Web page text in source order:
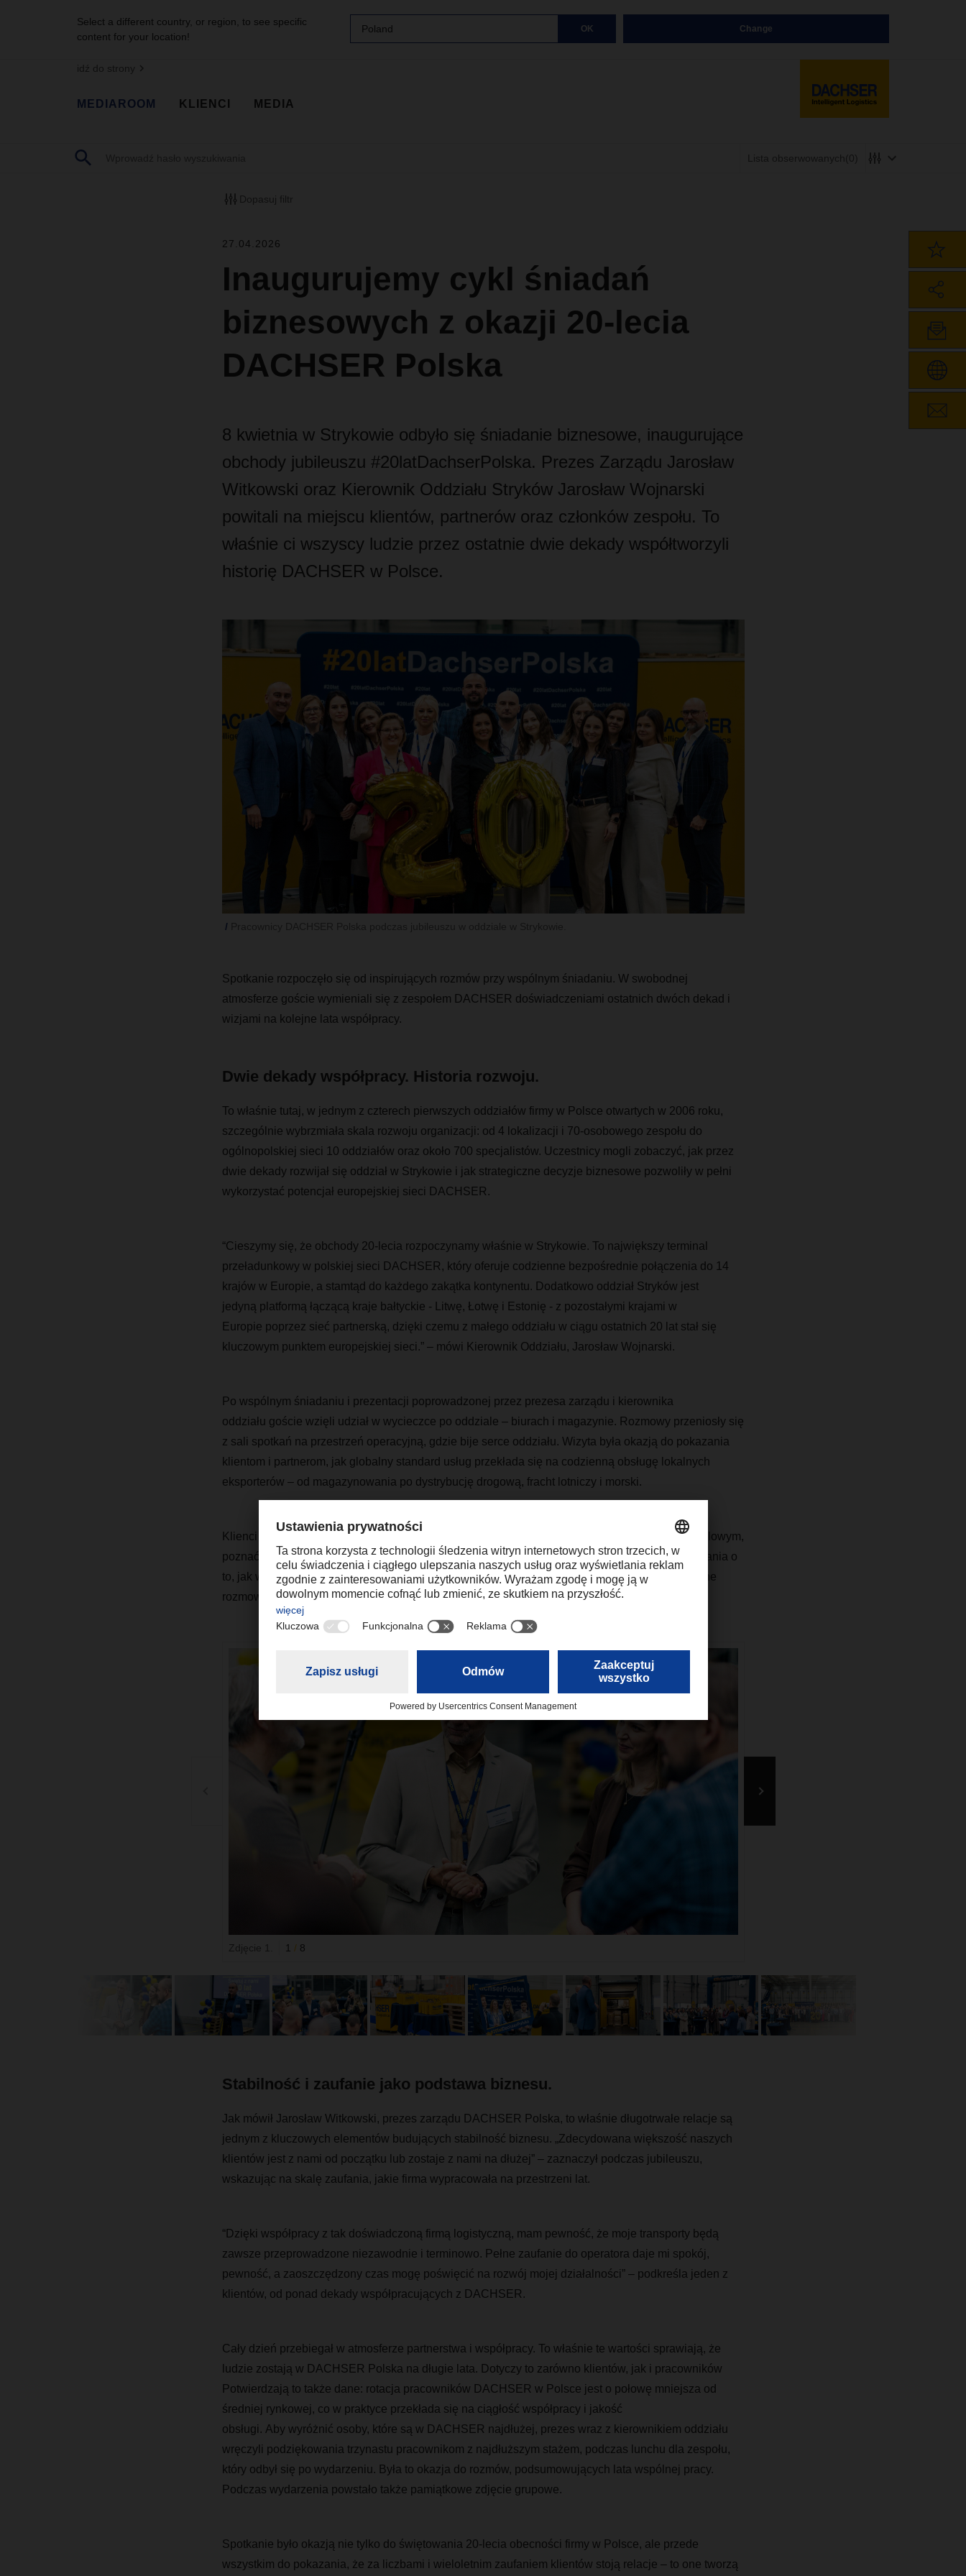
Select a different country, or region, to see specific
content for your location!
Poland OK Change
idź do strony
MEDIAROOM KLIENCI MEDIA
Lista obserwowanych (0)
Dopasuj filtr
27.04.2026
Inaugurujemy cykl śniadań
biznesowych z okazji 20-lecia
DACHSER Polska
8 kwietnia w Strykowie odbyło się śniadanie biznesowe, inaugurujące
obchody jubileuszu #20latDachserPolska. Prezes Zarządu Jarosław
Witkowski oraz Kierownik Oddziału Stryków Jarosław Wojnarski
powitali na miejscu klientów, partnerów oraz członków zespołu. To
właśnie ci wszyscy ludzie przez ostatnie dwie dekady współtworzyli
historię DACHSER w Polsce.
Spotkanie rozpoczęło się od inspirujących rozmów przy wspólnym śniadaniu. W swobodnej
atmosferze goście wymieniali się z zespołem DACHSER doświadczeniami ostatnich dwóch dekad i
wizjami na kolejne lata współpracy.
Dwie dekady współpracy. Historia rozwoju.
To właśnie tutaj, w jednym z czterech pierwszych oddziałów firmy w Polsce otwartych w 2006 roku,
szczególnie wybrzmiała skala rozwoju organizacji: od 4 lokalizacji i 70-osobowego zespołu do
ogólnopolskiej sieci 10 oddziałów oraz około 700 specjalistów. Uczestnicy mogli zobaczyć, jak przez
dwie dekady rozwijał się oddział w Strykowie i jak strategiczne decyzje biznesowe pozwoliły w pełni
wykorzystać potencjał europejskiej sieci DACHSER.
“Cieszymy się, że obchody 20-lecia rozpoczynamy właśnie w Strykowie. To największy terminal
przeładunkowy w polskiej sieci DACHSER, który oferuje codzienne bezpośrednie połączenia do 14
krajów w Europie, a stamtąd do każdego zakątka kontynentu. Dodatkowo oddział Stryków jest
jedyną platformą łączącą kraje bałtyckie - Litwę, Łotwę i Estonię - z pozostałymi krajami w
Europie poprzez sieć partnerską, dzięki czemu z małego oddziału w ciągu ostatnich 20 lat stał się
kluczowym punktem europejskiej sieci.” – mówi Kierownik Oddziału, Jarosław Wojnarski.
Po wspólnym śniadaniu i prezentacji poprowadzonej przez prezesa zarządu i kierownika
oddziału goście wzięli udział w wycieczce po oddziale – biurach i magazynie. Rozmowy przeniosły się
z sali spotkań na przestrzeń operacyjną, gdzie bije serce oddziału. Wizyta była okazją do pokazania
klientom i partnerom, jak globalny standard usług przekłada się na codzienną obsługę lokalnych
eksporterów – od magazynowania po dystrybucję drogową, fracht lotniczy i morski.
Klienci mieli również szansę spotkać się na żywo z zespołem obsługi klienta oraz działem handlowym,
poznać ludzi, z którymi na co dzień mają kontakt telefoniczny lub mailowy, zobaczyć i zadać pytania o
to, jak wygląda proces obsługi przesyłki. Nie zabrakło także czasu na networking i mniej formalne
rozmowy, stanowiące ważne dopełnienie spotkania.
Zdjęcie 1. 1 / 8
Stabilność i zaufanie jako podstawa biznesu.
Jak mówił Jarosław Witkowski, prezes zarządu DACHSER Polska, to właśnie długotrwałe relacje są
jednym z kluczowych elementów budujących stabilność biznesu. „Zdecydowana większość naszych
klientów jest z nami od początku lub zostaje z nami na dłużej” – zaznaczył podczas jubileuszu,
wskazując na skalę zaufania, jakie firma wypracowała na przestrzeni lat.
“Dzięki współpracy z tak doświadczoną firmą logistyczną, mam pewność, że moje transporty będą
zawsze przeprowadzone niezawodnie i terminowo. Pełne zaufanie do operatora daje mi spokój,
pewność, a zaoszczędzony czas mogę poświęcić na rozwój mojej działalności” – podkreśla jeden z
klientów, od ponad dekady współpracujących z DACHSER.
Cały dzień przebiegał w atmosferze partnerstwa i współpracy. To właśnie te wartości sprawiają, że
ludzie zostają w DACHSER Polska na długie lata. Dotyczy to zarówno klientów, jak i pracowników
Potwierdzają to także dane: rotacja pracowników DACHSER w Polsce jest o połowę mniejsza od
średniej rynkowej, co w praktyce przekłada się na ciągłość współpracy i jakość
obsługi. Aby wyróżnić osoby, które są w DACHSER najdłużej, prezes wraz z kierownikiem oddziału
wręczyli podziękowania trzynastu pracownikom z najdłuższym stażem, podczas lunchu dla zespołu,
który odbył się po wydarzeniu. Była to okazja do rozmów, podsumowujących lata wspólnej pracy.
Podczas wydarzenia powstało także pamiątkowe zdjęcie grupowe.
Spotkanie było okazją nie tylko do świętowania 20-lecia obecności firmy w Polsce, ale przede
wszystkim do pokazania, że za liczbami i wieloletnim zaufaniem klientów stoją relacje – to one tworzą